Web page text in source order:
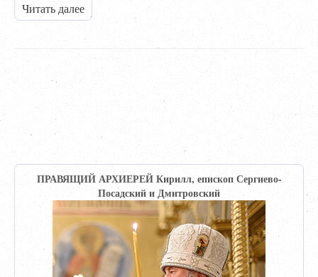
Читать далее
ПРАВЯЩИЙ АРХИЕРЕЙ Кирилл, епископ Сергиево-
Посадский и Дмитровский